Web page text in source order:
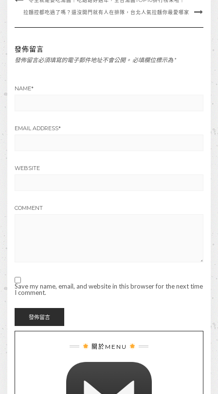
拉麵控都吃過了嗎？還沒開門就有人在排隊，台北人氣拉麵你最愛哪家
發佈留言
發佈留言必須填寫的電子郵件地址不會公開。 必填欄位標示為 *
NAME*
EMAIL ADDRESS*
WEBSITE
COMMENT
Save my name, email, and website in this browser for the next time
I comment.
關於MENU